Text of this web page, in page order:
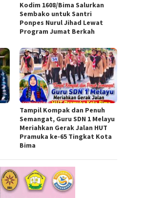
Kodim 1608/Bima Salurkan
Sembako untuk Santri
Ponpes Nurul Jihad Lewat
Program Jumat Berkah
Tampil Kompak dan Penuh
Semangat, Guru SDN 1 Melayu
Meriahkan Gerak Jalan HUT
Pramuka ke-65 Tingkat Kota
Bima